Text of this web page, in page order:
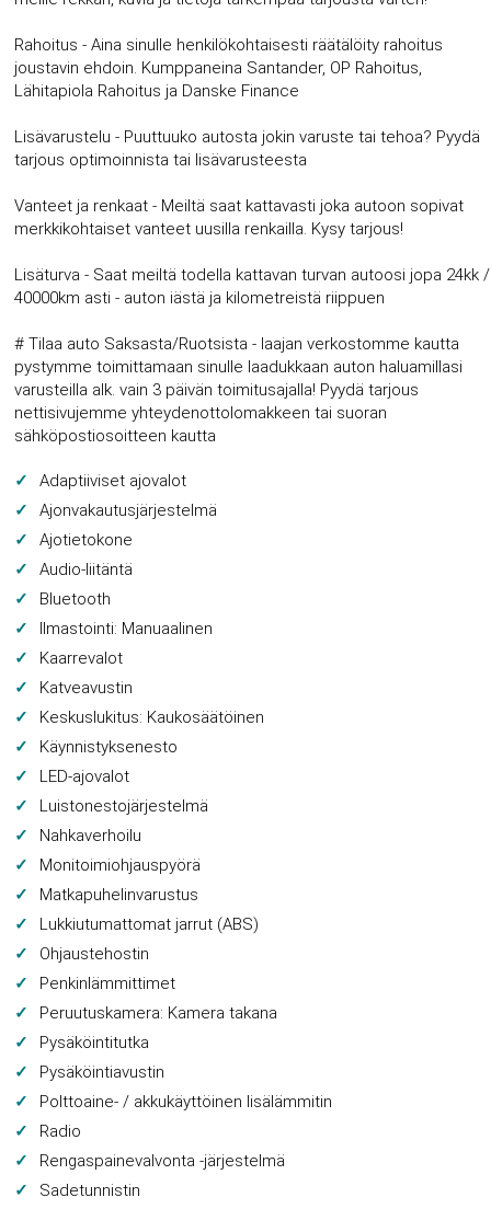
Rahoitus - Aina sinulle henkilökohtaisesti räätälöity rahoitus
joustavin ehdoin. Kumppaneina Santander, OP Rahoitus,
Lähitapiola Rahoitus ja Danske Finance
Lisävarustelu - Puuttuuko autosta jokin varuste tai tehoa? Pyydä
tarjous optimoinnista tai lisävarusteesta
Vanteet ja renkaat - Meiltä saat kattavasti joka autoon sopivat
merkkikohtaiset vanteet uusilla renkailla. Kysy tarjous!
Lisäturva - Saat meiltä todella kattavan turvan autoosi jopa 24kk /
40000km asti - auton iästä ja kilometreistä riippuen
# Tilaa auto Saksasta/Ruotsista - laajan verkostomme kautta
pystymme toimittamaan sinulle laadukkaan auton haluamillasi
varusteilla alk. vain 3 päivän toimitusajalla! Pyydä tarjous
nettisivujemme yhteydenottolomakkeen tai suoran
sähköpostiosoitteen kautta
Adaptiiviset ajovalot
Ajonvakautusjärjestelmä
Ajotietokone
Audio-liitäntä
Bluetooth
Ilmastointi: Manuaalinen
Kaarrevalot
Katveavustin
Keskuslukitus: Kaukosäätöinen
Käynnistyksenesto
LED-ajovalot
Luistonestojärjestelmä
Nahkaverhoilu
Monitoimiohjauspyörä
Matkapuhelinvarustus
Lukkiutumattomat jarrut (ABS)
Ohjaustehostin
Penkinlämmittimet
Peruutuskamera: Kamera takana
Pysäköintitutka
Pysäköintiavustin
Polttoaine- / akkukäyttöinen lisälämmitin
Radio
Rengaspainevalvonta -järjestelmä
Sadetunnistin